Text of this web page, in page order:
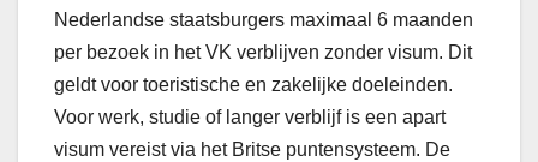
Nederlandse staatsburgers maximaal 6 maanden
per bezoek in het VK verblijven zonder visum. Dit
geldt voor toeristische en zakelijke doeleinden.
Voor werk, studie of langer verblijf is een apart
visum vereist via het Britse puntensysteem. De